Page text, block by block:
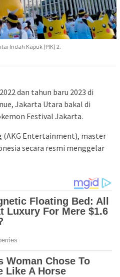
Indah Kapuk (PIK) 2.
dan tahun baru 2023 di
Jakarta Utara bakal di
Festival Jakarta.
(AKG Entertainment), master
secara resmi menggelar